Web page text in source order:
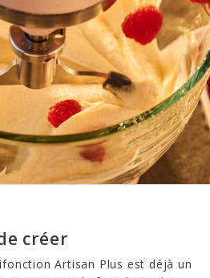
créer
Artisan Plus est déjà un